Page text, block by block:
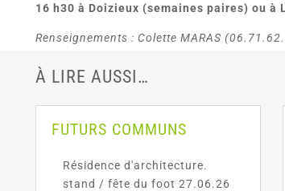
16 h30 à Doizieux (semaines paires) ou à
Renseignements : Colette MARAS
À LIRE AUSSI…
FUTURS COMMUNS
Résidence d'architecture.
stand / fête du foot 27.06.26